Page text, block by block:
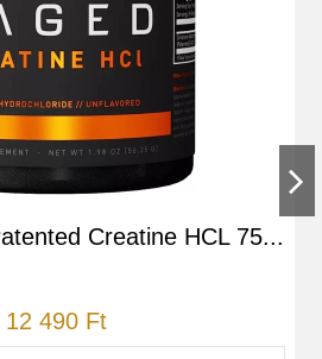
underground zsírpusztítás.
szoptat vagy bármilyen
önnél, minden esetben
Creatine HCL 75...
12 490 Ft